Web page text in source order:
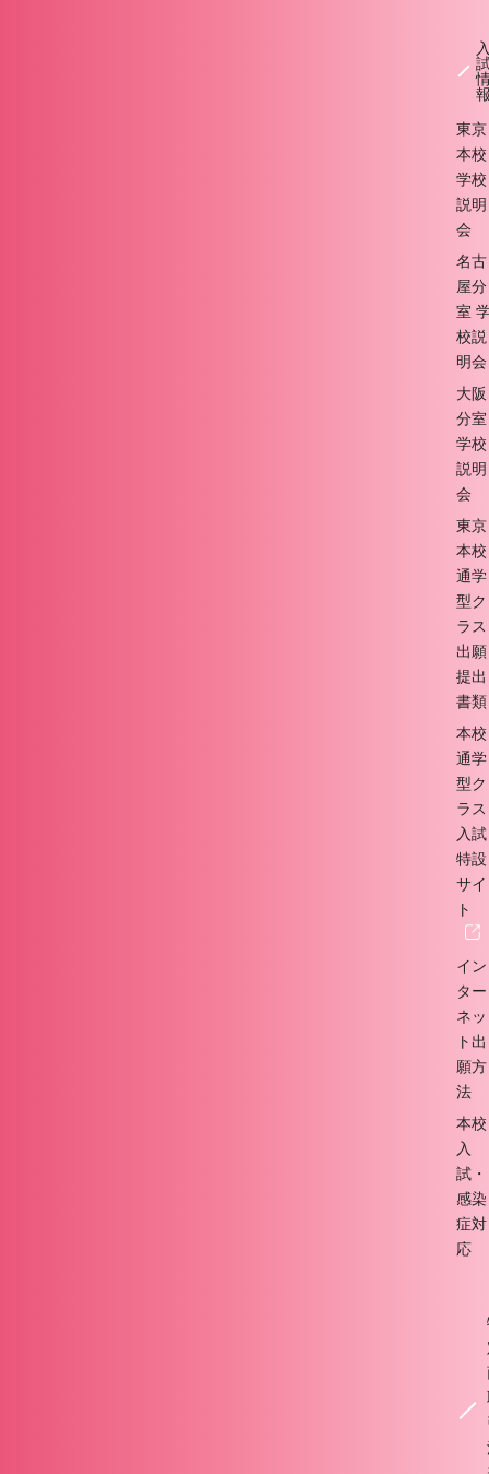
東京
本校
学校
説明
会
名古
屋分
室
校説
明会
大阪
分室
学校
説明
会
東京
本校
通学
型ク
ラス
出願
提出
書類
本校
通学
型ク
ラス
入試
特設
サイ
ト
イン
ター
ネッ
ト出
願方
法
本校
入
試・
感染
症対
応